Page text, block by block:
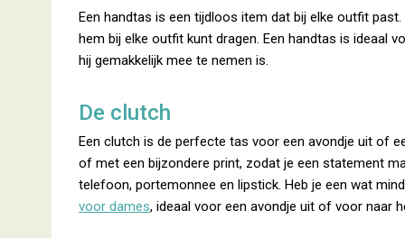
Een handtas is een tijdloos item dat bij elke outfit
hem bij elke outfit kunt dragen. Een handtas is ideaal
hij gemakkelijk mee te nemen is.
De clutch
Een clutch is de perfecte tas voor een avondje uit of
of met een bijzondere print, zodat je een statement
telefoon, portemonnee en lipstick. Heb je een wat
voor dames, ideaal voor een avondje uit of voor naar